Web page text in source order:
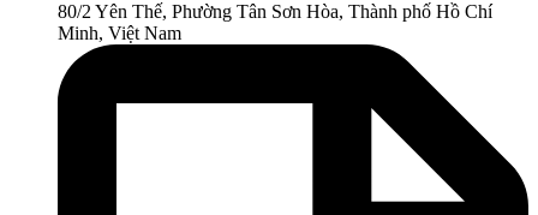
80/2 Yên Thế, Phường Tân Sơn Hòa, Thành phố Hồ Chí
Minh, Việt Nam